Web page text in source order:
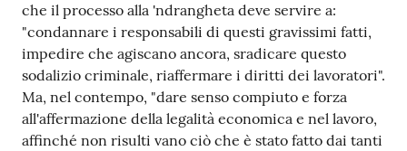
che il processo alla 'ndrangheta deve servire a:
"condannare i responsabili di questi gravissimi fatti,
impedire che agiscano ancora, sradicare questo
sodalizio criminale, riaffermare i diritti dei lavoratori".
Ma, nel contempo, "dare senso compiuto e forza
all'affermazione della legalità economica e nel lavoro,
affinché non risulti vano ciò che è stato fatto dai tanti